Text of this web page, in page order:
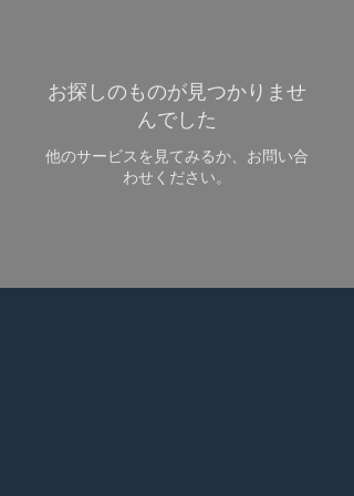
お探しのものが見つかりませ
んでした
他のサービスを見てみるか、お問い合
わせください。